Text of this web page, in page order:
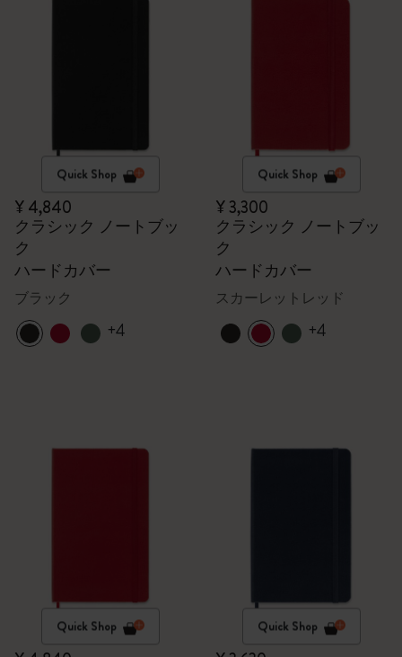
Quick Shop
¥ 4,840
クラシック ノートブッ
ク
ハードカバー
ブラック
+4
Quick Shop
¥ 3,300
クラシック ノートブッ
ク
ハードカバー
スカーレットレッド
+4
Quick Shop Quick Shop